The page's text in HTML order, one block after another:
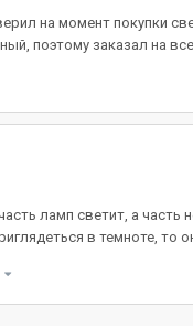
на момент покупки
поэтому заказал на
ламп светит, а
в темноте, то